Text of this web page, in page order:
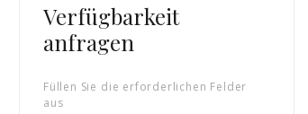
Verfügbarkeit
anfragen
Füllen Sie die erforderlichen Felder
aus